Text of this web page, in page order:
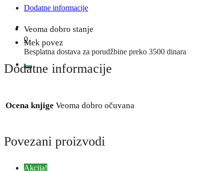
0
Besplatna dostava za porudžbine preko 3500 dinara
Dodatne informacije
Veoma dobro stanje
Mek povez
Dodatne informacije
Ocena knjige Veoma dobro očuvana
Povezani proizvodi
Akcija!